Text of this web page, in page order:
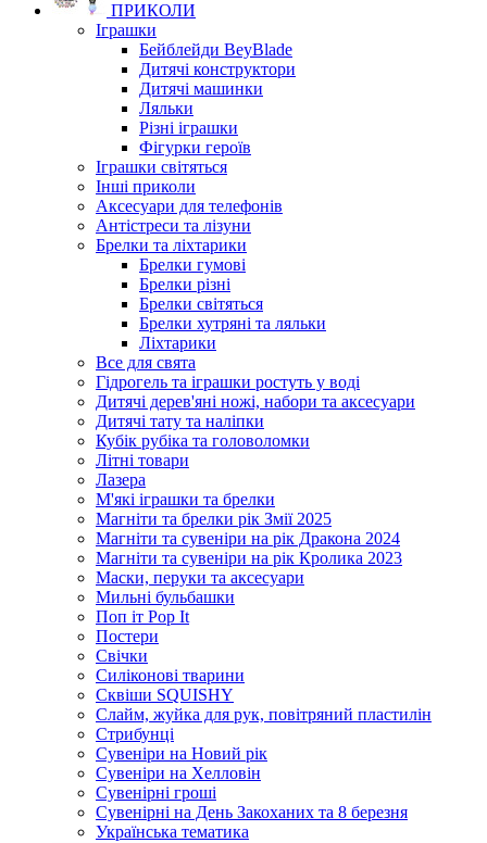
ПРИКОЛИ
Іграшки
Бейблейди BeyBlade
Дитячі конструктори
Дитячі машинки
Ляльки
Різні іграшки
Фігурки героїв
Іграшки світяться
Інші приколи
Аксесуари для телефонів
Антістреси та лізуни
Брелки та ліхтарики
Брелки гумові
Брелки різні
Брелки світяться
Брелки хутряні та ляльки
Ліхтарики
Все для свята
Гідрогель та іграшки ростуть у воді
Дитячі дерев'яні ножі, набори та аксесуари
Дитячі тату та наліпки
Кубік рубіка та головоломки
Літні товари
Лазера
М'які іграшки та брелки
Магніти та брелки рік Змії 2025
Магніти та сувеніри на рік Дракона 2024
Магніти та сувеніри на рік Кролика 2023
Маски, перуки та аксесуари
Мильні бульбашки
Поп іт Pop It
Постери
Свічки
Силіконові тварини
Сквіши SQUISHY
Слайм, жуйка для рук, повітряний пластилін
Стрибунці
Сувеніри на Новий рік
Сувеніри на Хелловін
Сувенірні гроші
Сувенірні на День Закоханих та 8 березня
Українська тематика